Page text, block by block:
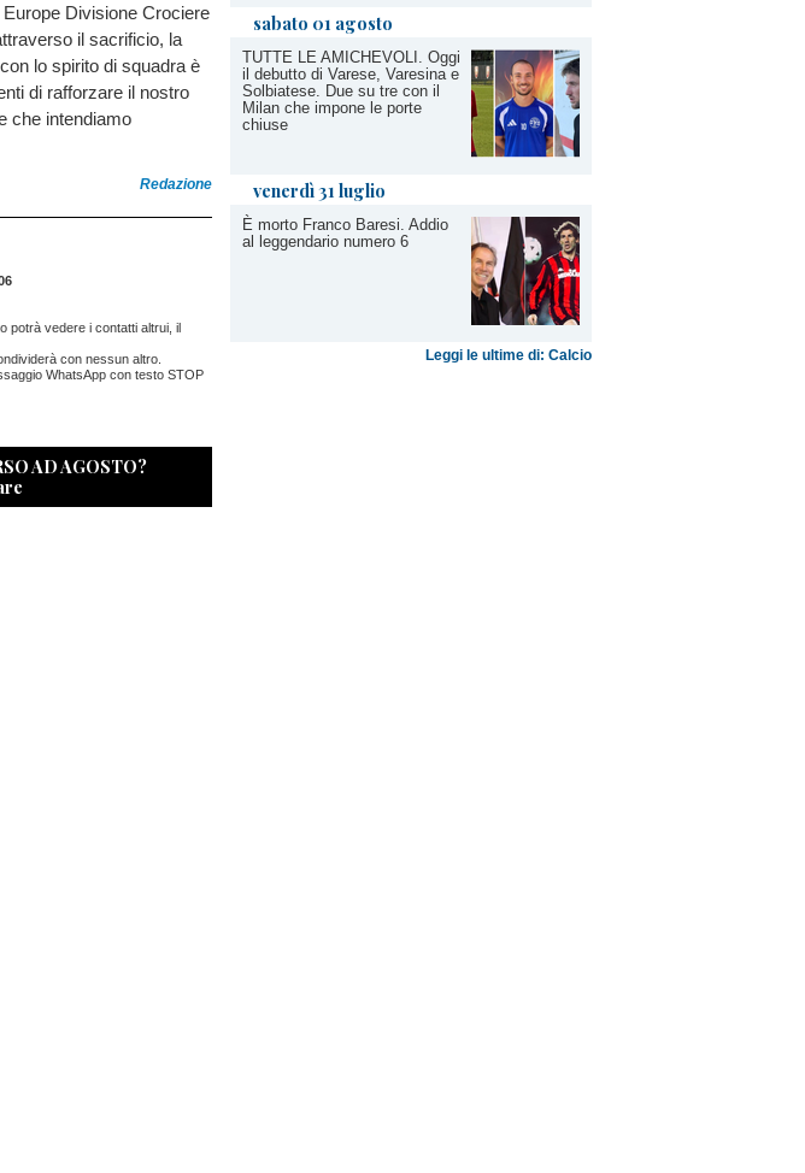
sabato 01 agosto
TUTTE LE AMICHEVOLI. Oggi
il debutto di Varese, Varesina e
Solbiatese. Due su tre con il
Milan che impone le porte
chiuse
venerdì 31 luglio
È morto Franco Baresi. Addio
al leggendario numero 6
Leggi le ultime di: Calcio
Divisione Crociere
il sacrificio, la
lo spirito di squadra è
di rafforzare il nostro
che intendiamo
Redazione
potrà vedere i contatti altrui, il
con nessun altro.
WhatsApp con testo STOP
AD AGOSTO?